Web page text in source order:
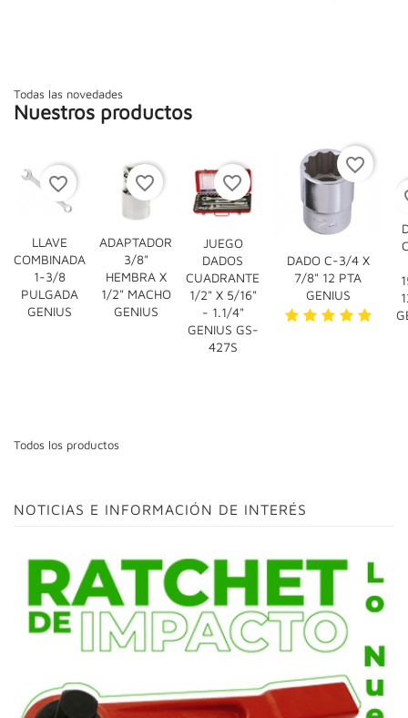
Todas las novedades
Nuestros productos
LLAVE
COMBINADA
1-3/8
PULGADA
GENIUS

favorite_border
ADAPTADOR
3/8"
HEMBRA X
1/2" MACHO
GENIUS

favorite_border
JUEGO
DADOS
CUADRANTE
1/2" X 5/16"
- 1.1/4"
GENIUS GS-
427S

favorite_border
DADO C-3/4 X
7/8" 12 PTA
GENIUS

favorite_border
Todos los productos
NOTICIAS E INFORMACIÓN DE INTERÉS